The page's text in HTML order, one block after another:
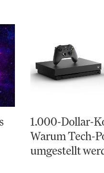
1.000-Dollar-
Warum Tech-
umgestellt